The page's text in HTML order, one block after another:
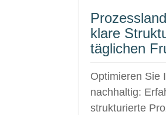
klare
täglichen
Optimieren Sie
nachhaltig:
strukturierte